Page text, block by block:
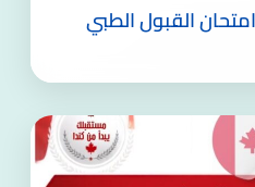
القبول الطبي